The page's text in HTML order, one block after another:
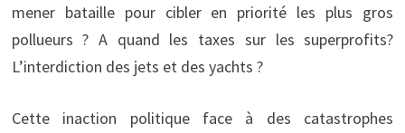
mener bataille pour cibler en priorité les plus gros
pollueurs ? A quand les taxes sur les superprofits?
L’interdiction des jets et des yachts ?
Cette inaction politique face à des catastrophes